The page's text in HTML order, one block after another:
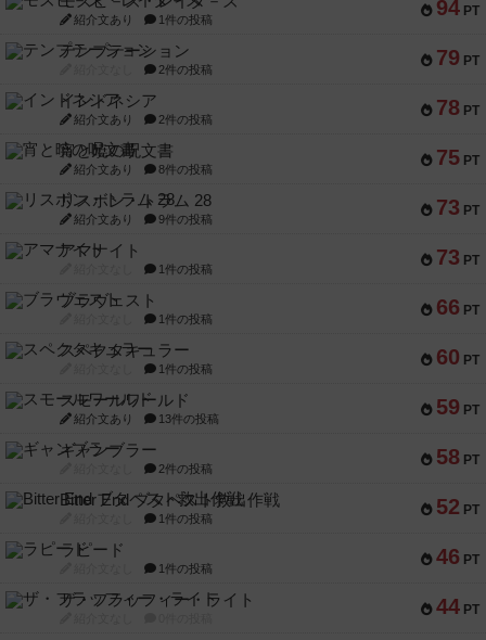
94 PT
紹介文あり 1件の投稿
79 PT
テンプテーション
2件の投稿
78 PT
インドネシア
紹介文あり 2件の投稿
75 PT
宵と暁の呪文書
紹介文あり 8件の投稿
73 PT
リスボン・トラム 28
紹介文あり 9件の投稿
73 PT
アマナイト
1件の投稿
66 PT
ブラヴェスト
1件の投稿
60 PT
スペクタキュラー
1件の投稿
59 PT
スモールワールド
紹介文あり 13件の投稿
58 PT
ギャンブラー
2件の投稿
52 PT
Bitter End ブタペスト救出作戦
1件の投稿
46 PT
ラピード
1件の投稿
44 PT
ザ・フラッフィー・ライト